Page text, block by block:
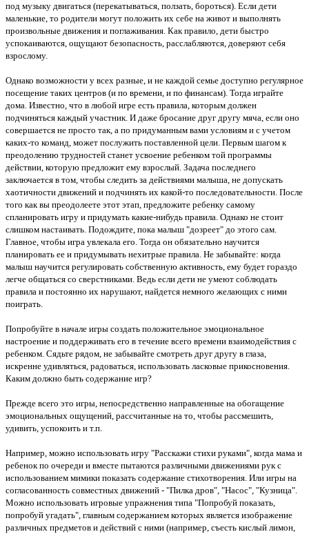
под музыку двигаться (перекатываться, ползать, бороться). Если дети
маленькие, то родители могут положить их себе на живот и выполнять
произвольные движения и поглаживания. Как правило, дети быстро
успокаиваются, ощущают безопасность, расслабляются, доверяют себя
взрослому.
Однако возможности у всех разные, и не каждой семье доступно регулярное
посещение таких центров (и по времени, и по финансам). Тогда играйте
дома. Известно, что в любой игре есть правила, которым должен
подчиняться каждый участник. И даже бросание друг другу мяча, если оно
совершается не просто так, а по придуманным вами условиям и с учетом
каких-то команд, может послужить поставленной цели. Первым шагом к
преодолению трудностей станет усвоение ребенком той программы
действии, которую предложит ему взрослый. Задача последнего
заключается в том, чтобы следить за действиями малыша, не допускать
хаотичности движений и подчинять их какой-то последовательности. После
того как вы преодолеете этот этап, предложите ребенку самому
спланировать игру и придумать какие-нибудь правила. Однако не стоит
слишком настаивать. Подождите, пока малыш "дозреет" до этого сам.
Главное, чтобы игра увлекала его. Тогда он обязательно научится
планировать ее и придумывать нехитрые правила. Не забывайте: когда
малыш научится регулировать собственную активность, ему будет гораздо
легче общаться со сверстниками. Ведь если дети не умеют соблюдать
правила и постоянно их нарушают, найдется немного желающих с ними
поиграть.
Попробуйте в начале игры создать положительное эмоциональное
настроение и поддерживать его в течение всего времени взаимодействия с
ребенком. Сядьте рядом, не забывайте смотреть друг другу в глаза,
искренне удивляться, радоваться, использовать ласковые прикосновения.
Каким должно быть содержание игр?
Прежде всего это игры, непосредственно направленные на обогащение
эмоциональных ощущений, рассчитанные на то, чтобы рассмешить,
удивить, успокоить и т.п.
Например, можно использовать игру "Расскажи стихи руками", когда мама и
ребенок по очереди и вместе пытаются различными движениями рук с
использованием мимики показать содержание стихотворения. Или игры на
согласованность совместных движений - "Пилка дров", "Насос", "Кузница".
Можно использовать игровые упражнения типа "Попробуй показать,
попробуй угадать", главным содержанием которых является изображение
различных предметов и действий с ними (например, съесть кислый лимон,